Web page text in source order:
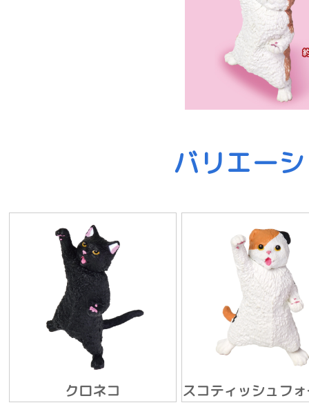
バリエー
クロネコ スコティッシュフ